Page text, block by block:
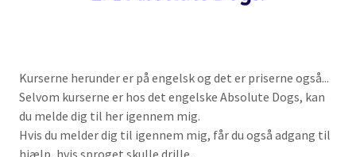
Kurserne herunder er på engelsk og det er priserne også...
Selvom kurserne er hos det engelske Absolute Dogs, kan
du melde dig til her igennem mig.
Hvis du melder dig til igennem mig, får du også adgang til
hjælp, hvis sproget skulle drille.